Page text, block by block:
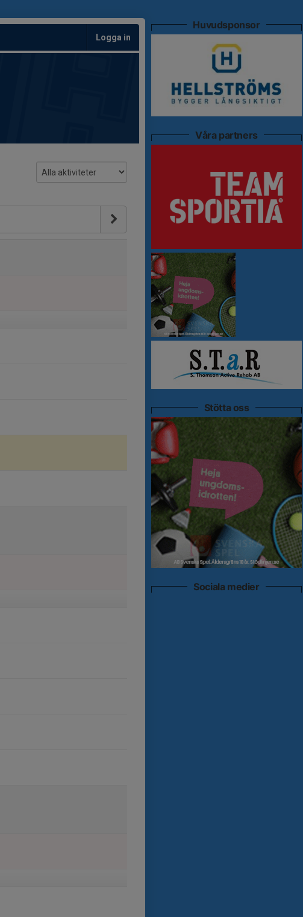
Logga in
Huvudsponsor
Våra partners
Stötta oss
Sociala medier